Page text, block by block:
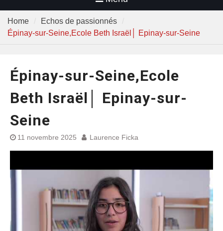
Home
Echos de passionnés
Épinay-sur-Seine,Ecole Beth Israël│ Epinay-sur-Seine
Épinay-sur-Seine,Ecole
Beth Israël│ Epinay-sur-
Seine
11 novembre 2025 Laurence Ficka